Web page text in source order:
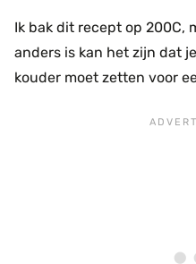
Ik bak dit recept op 200C,
anders is kan het zijn dat
kouder moet zetten voor